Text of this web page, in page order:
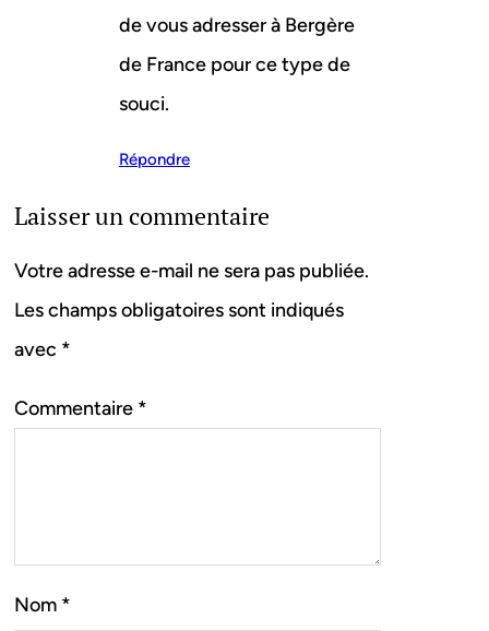
de vous adresser à Bergère
de France pour ce type de
souci.
Répondre
Laisser un commentaire
Votre adresse e-mail ne sera pas publiée.
Les champs obligatoires sont indiqués
avec *
Commentaire *
Nom *